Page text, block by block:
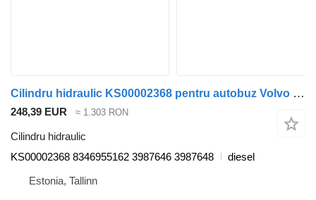
Cilindru hidraulic KS00002368 pentru autobuz Volvo B6, B7, B9, B10, B12 bus (1978-2011)
248,39 EUR ≈ 1.303 RON
Cilindru hidraulic
KS00002368 8346955162 3987646 3987648
diesel
Estonia, Tallinn